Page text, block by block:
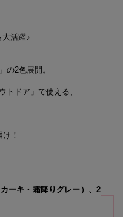
活躍♪
の2色展開。
トドア」で使える、
！
ーキ・霜降りグレー）、2